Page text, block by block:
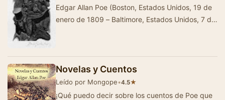
Edgar Allan Poe (Boston, Estados Unidos, 19 de
enero de 1809 – Baltimore, Estados Unidos, 7 de
Novelas y Cuentos
Leído por Mongope•4.5★
¡Qué puedo decir sobre los cuentos de Poe que